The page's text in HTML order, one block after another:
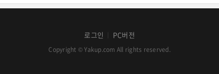
로그인 PC버전
Copyright © Yakup.com All rights reserved.